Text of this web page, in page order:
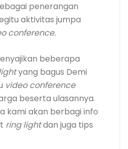
penerangan
aktivitas jumpa
conference.
beberapa
yang bagus Demi
video conference
beserta ulasannya.
kami akan berbagi info
ring lightdan juga tips